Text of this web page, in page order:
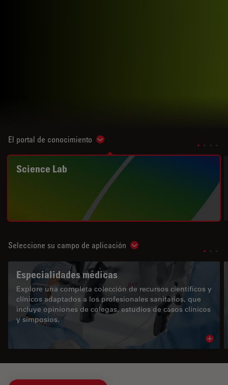
El portal de conocimiento Show subnavigation
Science Lab
Seleccione su campo de aplicación Show subnavigation
Especialidades médicas
Explore una completa colección de recursos científicos y
clínicos adaptados a los profesionales sanitarios, que
incluye opiniones de colegas, estudios de casos clínicos
y simposios.